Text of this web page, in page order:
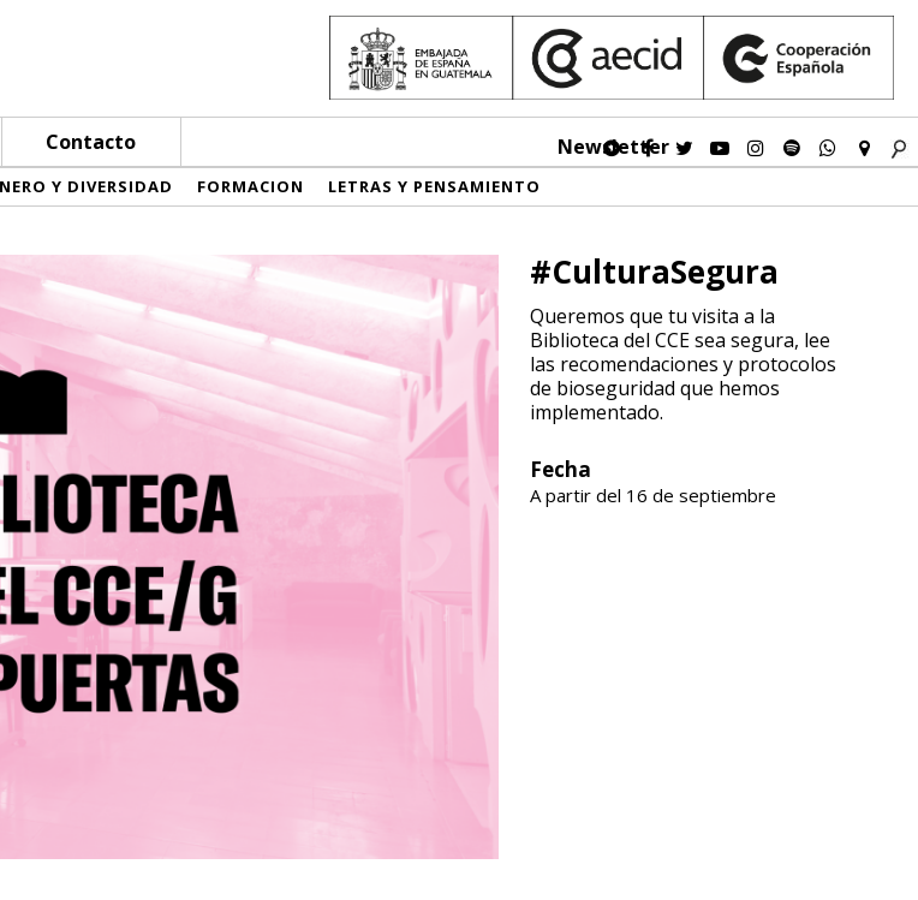
Contacto Newsletter
Y DIVERSIDAD FORMACION LETRAS Y PENSAMIENTO
#CulturaSegura
Queremos que tu visita a la
Biblioteca del CCE sea segura, lee
las recomendaciones y protocolos
de bioseguridad que hemos
implementado.
Fecha
A partir del 16 de septiembre